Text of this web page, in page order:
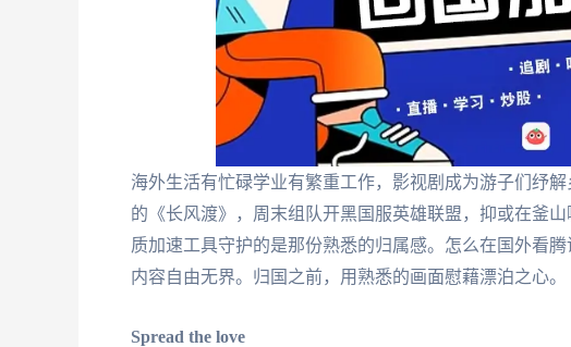
海外生活有忙碌学业有繁重工作，影视剧成为游子们纾
的《长风渡》，周末组队开黑国服英雄联盟，抑或在釜
质加速工具守护的是那份熟悉的归属感。怎么在国外看腾
内容自由无界。归国之前，用熟悉的画面慰藉漂泊之心。
Spread the love